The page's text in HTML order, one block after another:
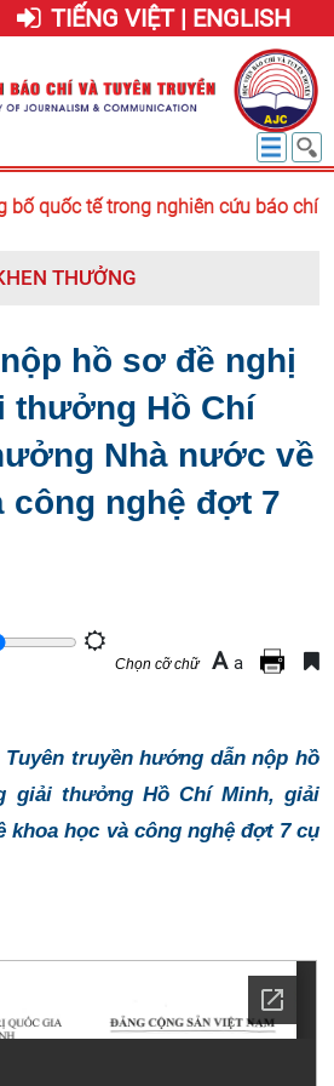
TIẾNG VIỆT | ENGLISH
quốc tế trong nghiên cứu báo chí
THƯỞNG
hồ sơ đề nghị
thưởng Hồ Chí
Nhà nước về
công nghệ đợt 7
Chọn cỡ chữ A a
truyền hướng dẫn nộp hồ
giải thưởng Hồ Chí Minh, giải
khoa học và công nghệ đợt 7 cụ